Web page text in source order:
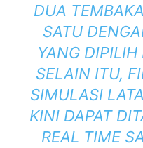
DUA
SATU
YANG DIPILIH
SELAIN ITU,
SIMULASI
KINI DAPAT
REAL TIME